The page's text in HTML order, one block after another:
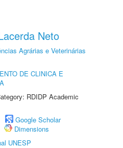
Neto
Agrárias e Veterinárias
DE CLINICA E
RDIDP Academic
Google Scholar
Dimensions
UNESP